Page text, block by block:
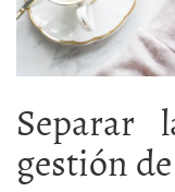
Separar
gestión